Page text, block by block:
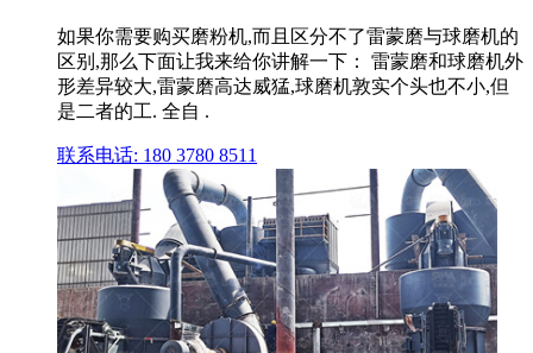
如果你需要购买磨粉机,而且区分不了雷蒙磨与球磨机的
区别,那么下面让我来给你讲解一下： 雷蒙磨和球磨机外
形差异较大,雷蒙磨高达威猛,球磨机敦实个头也不小,但
是二者的工. 全自 .
联系电话: 180 3780 8511